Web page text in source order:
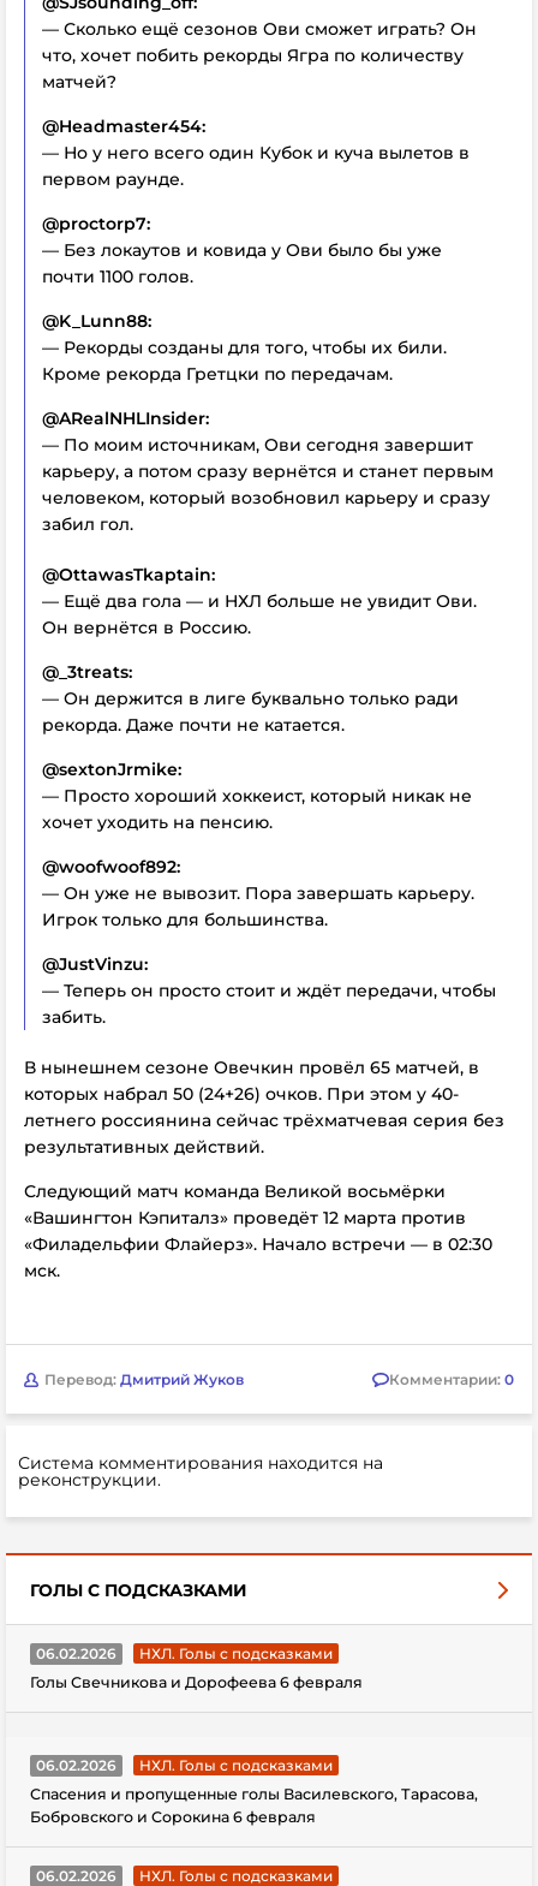
— Сколько ещё сезонов Ови сможет играть? Он
что, хочет побить рекорды Ягра по количеству
матчей?
@Headmaster454:
— Но у него всего один Кубок и куча вылетов в
первом раунде.
@proctorp7:
— Без локаутов и ковида у Ови было бы уже
почти 1100 голов.
@K_Lunn88:
— Рекорды созданы для того, чтобы их били.
Кроме рекорда Гретцки по передачам.
@ARealNHLInsider:
— По моим источникам, Ови сегодня завершит
карьеру, а потом сразу вернётся и станет первым
человеком, который возобновил карьеру и сразу
забил гол.
@OttawasTkaptain:
— Ещё два гола — и НХЛ больше не увидит Ови.
Он вернётся в Россию.
@_3treats:
— Он держится в лиге буквально только ради
рекорда. Даже почти не катается.
@sextonJrmike:
— Просто хороший хоккеист, который никак не
хочет уходить на пенсию.
@woofwoof892:
— Он уже не вывозит. Пора завершать карьеру.
Игрок только для большинства.
@JustVinzu:
— Теперь он просто стоит и ждёт передачи, чтобы
забить.
В нынешнем сезоне Овечкин провёл 65 матчей, в
которых набрал 50 (24+26) очков. При этом у 40-
летнего россиянина сейчас трёхматчевая серия без
результативных действий.
Следующий матч команда Великой восьмёрки
«Вашингтон Кэпиталз» проведёт 12 марта против
«Филадельфии Флайерз». Начало встречи — в 02:30
мск.
Перевод: Дмитрий Жуков Комментарии: 0
Система комментирования находится на
реконструкции.
ГОЛЫ С ПОДСКАЗКАМИ
06.02.2026
НХЛ. Голы с подсказками
Голы Свечникова и Дорофеева 6 февраля
06.02.2026
НХЛ. Голы с подсказками
Спасения и пропущенные голы Василевского, Тарасова,
Бобровского и Сорокина 6 февраля
06.02.2026 НХЛ. Голы с подсказками